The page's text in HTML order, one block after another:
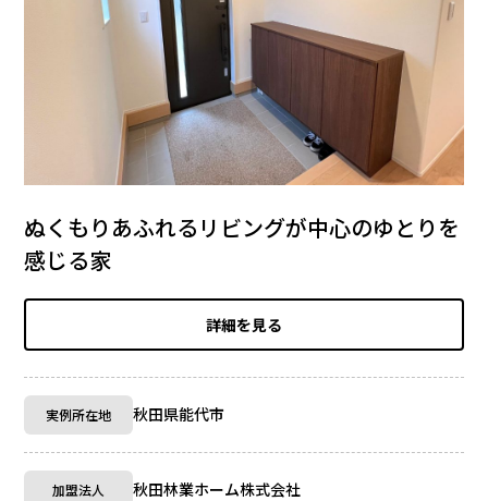
ぬくもりあふれるリビングが中心のゆとりを
感じる家
詳細を見る
実例所在地 秋田県能代市
加盟法人 秋田林業ホーム株式会社